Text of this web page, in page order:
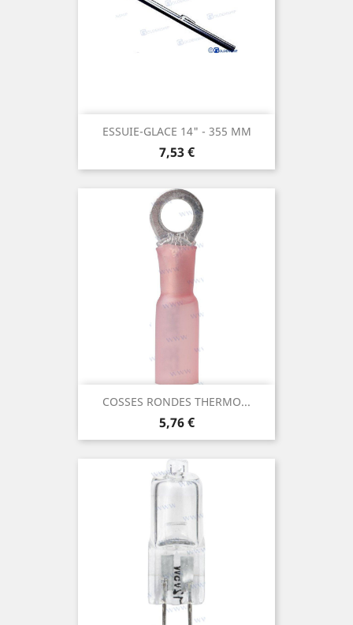
ESSUIE-GLACE 14" - 355 MM
Prix
7,53 €
COSSES RONDES THERMO...
Prix
5,76 €